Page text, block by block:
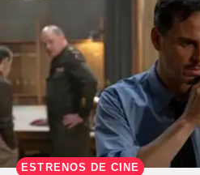
ESTRENOS DE CINE